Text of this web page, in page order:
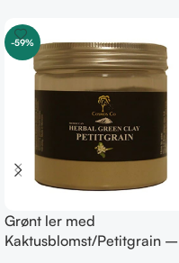
-59%
Grønt ler med
Kaktusblomst/Petitgrain –